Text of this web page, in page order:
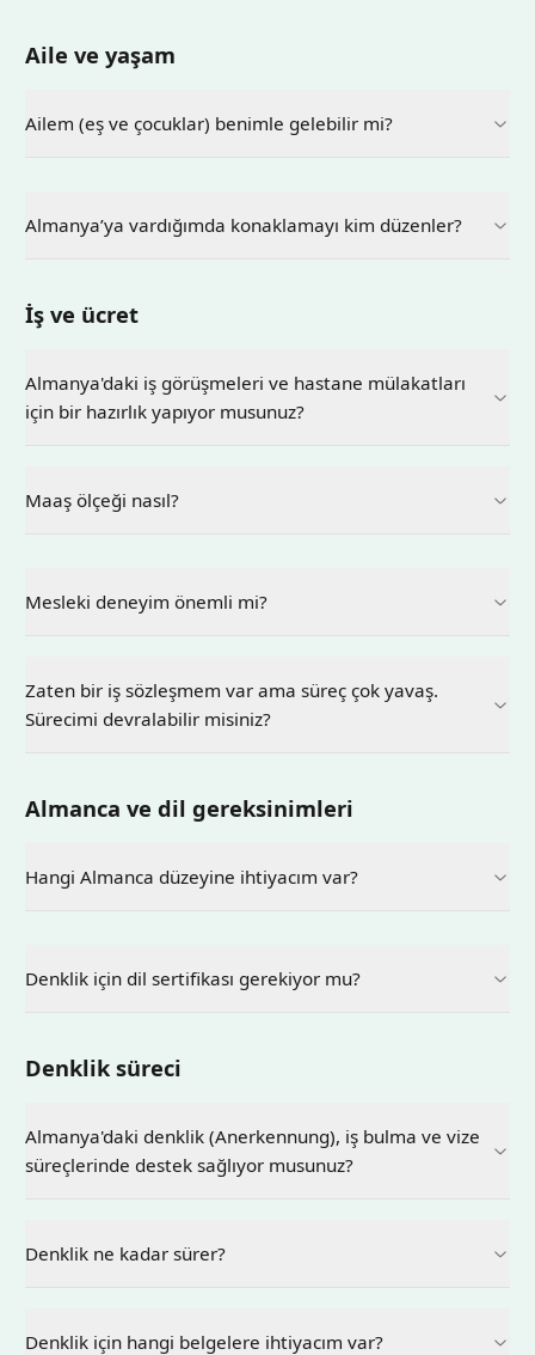
Aile ve yaşam
Ailem (eş ve çocuklar) benimle gelebilir mi?
Almanya’ya vardığımda konaklamayı kim düzenler?
İş ve ücret
Almanya'daki iş görüşmeleri ve hastane mülakatları
için bir hazırlık yapıyor musunuz?
Maaş ölçeği nasıl?
Mesleki deneyim önemli mi?
Zaten bir iş sözleşmem var ama süreç çok yavaş.
Sürecimi devralabilir misiniz?
Almanca ve dil gereksinimleri
Hangi Almanca düzeyine ihtiyacım var?
Denklik için dil sertifikası gerekiyor mu?
Denklik süreci
Almanya'daki denklik (Anerkennung), iş bulma ve vize
süreçlerinde destek sağlıyor musunuz?
Denklik ne kadar sürer?
Denklik için hangi belgelere ihtiyacım var?